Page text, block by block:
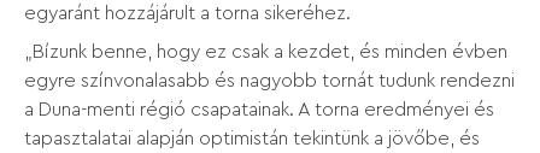
egyaránt hozzájárult a torna sikeréhez.
„Bízunk benne, hogy ez csak a kezdet, és minden évben
egyre színvonalasabb és nagyobb tornát tudunk rendezni
a Duna-menti régió csapatainak. A torna eredményei és
tapasztalatai alapján optimistán tekintünk a jövőbe, és